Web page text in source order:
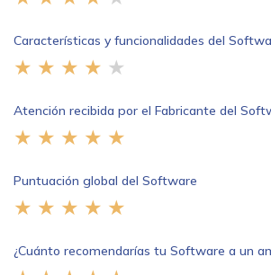
Características y funcionalidades del
Atención recibida por el Fabricante del
Puntuación global del Software
¿Cuánto recomendarías tu Software a un